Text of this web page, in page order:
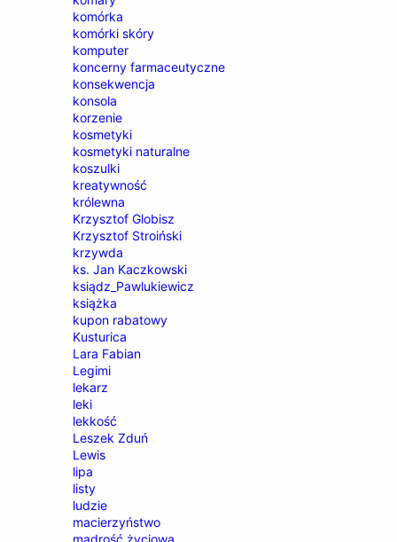
komórka
komórki skóry
komputer
koncerny farmaceutyczne
konsekwencja
konsola
korzenie
kosmetyki
kosmetyki naturalne
koszulki
kreatywność
królewna
Krzysztof Globisz
Krzysztof Stroiński
krzywda
ks. Jan Kaczkowski
ksiądz_Pawlukiewicz
książka
kupon rabatowy
Kusturica
Lara Fabian
Legimi
lekarz
leki
lekkość
Leszek Zduń
Lewis
lipa
listy
ludzie
macierzyństwo
mądrość życiowa